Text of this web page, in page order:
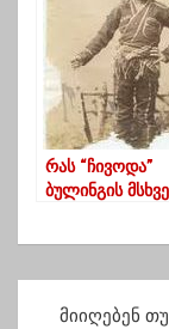
ექსპერტთა
განცხადებას
ავრცელებს
რას “ჩივოდა”
ბულინგის
მიიღებენ